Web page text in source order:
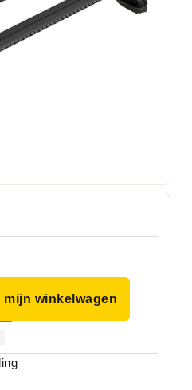
mijn winkelwagen